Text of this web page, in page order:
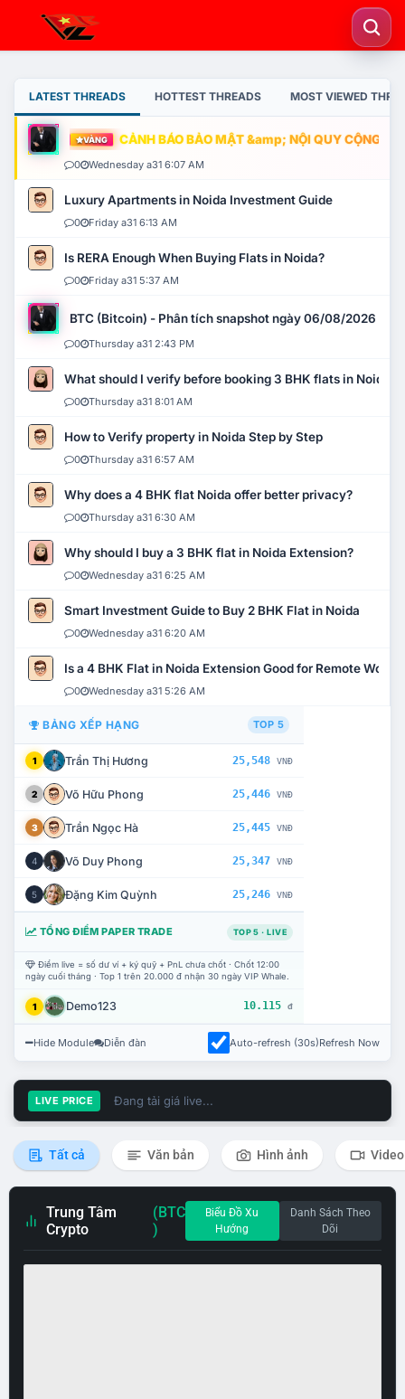
LATEST THREADS HOTTEST THREADS MOST VIEWED
VÀNG CẢNH BÁO BẢO MẬT &amp; NỘI QUY CỘNG
0 Wednesday a31 6:07 AM
Luxury Apartments in Noida Investment Guide
0 Friday a31 6:13 AM
Is RERA Enough When Buying Flats in Noida?
0 Friday a31 5:37 AM
BTC (Bitcoin) - Phân tích snapshot ngày 06/08/2026
0 Thursday a31 2:43 PM
What should I verify before booking 3 BHK flats in Noida?
0 Thursday a31 8:01 AM
How to Verify property in Noida Step by Step
0 Thursday a31 6:57 AM
Why does a 4 BHK flat Noida offer better privacy?
0 Thursday a31 6:30 AM
Why should I buy a 3 BHK flat in Noida Extension?
0 Wednesday a31 6:25 AM
Smart Investment Guide to Buy 2 BHK Flat in Noida
0 Wednesday a31 6:20 AM
Is a 4 BHK Flat in Noida Extension Good for Remote Work?
0 Wednesday a31 5:26 AM
BẢNG XẾP HẠNG TOP 5
1 Trần Thị Hương 25,548 VNĐ
2 Võ Hữu Phong 25,446 VNĐ
3 Trần Ngọc Hà 25,445 VNĐ
4 Võ Duy Phong 25,347 VNĐ
5 Đặng Kim Quỳnh 25,246 VNĐ
TỔNG ĐIỂM PAPER TRADE TOP 5 · LIVE
Điểm live = số dư ví + ký quỹ + PnL chưa chốt · Chốt 12:00
ngày cuối tháng · Top 1 trên 20.000 đ nhận 30 ngày VIP Whale.
1 Demo123 10.115 đ
Hide Module Diễn đàn Auto-refresh (30s)Refresh Now
LIVE PRICE Đang tải giá live...
Tất cả Văn bản Hình ảnh Video
Trung Tâm
Crypto
(BTC
)
Biểu Đồ Xu
Hướng
Danh Sách Theo
Dõi